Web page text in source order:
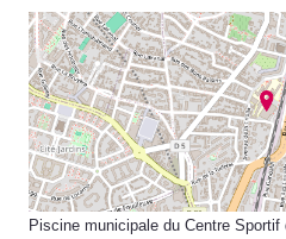
Piscine municipale du Centre Sportif